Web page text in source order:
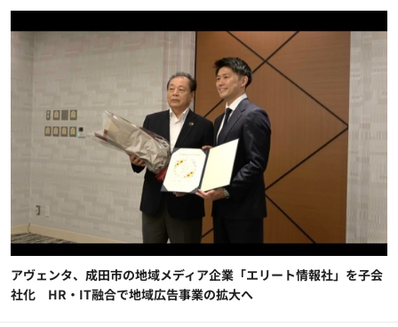
アヴェンタ、成田市の地域メディア企業「エリート情報社」を子会
社化 HR・IT融合で地域広告事業の拡大へ